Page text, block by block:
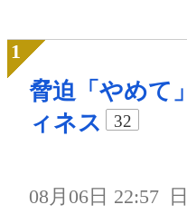
脅迫「やめて
ィネス
32
08月06日 22:57